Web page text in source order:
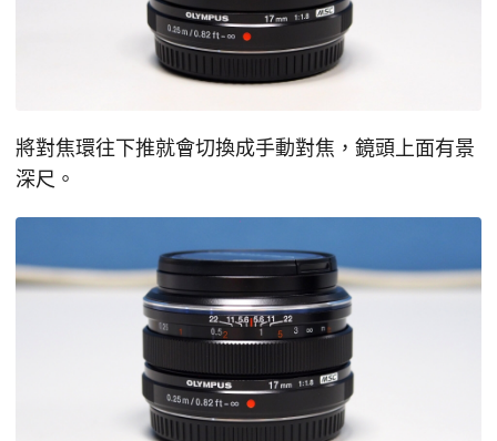
將對焦環往下推就會切換成手動對焦，鏡頭上面有景
深尺。